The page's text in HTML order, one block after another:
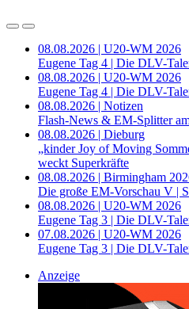
08.08.2026 | U20-WM 2026
Eugene Tag 4 | Die DLV-
08.08.2026 | U20-WM 2026
Eugene Tag 4 | Die DLV-
08.08.2026 | Notizen
Flash-News & EM-Splitter
08.08.2026 | Dieburg
„kinder Joy of Moving
weckt Superkräfte
08.08.2026 | Birmingham
Die große EM-Vorschau V |
08.08.2026 | U20-WM 2026
Eugene Tag 3 | Die DLV-
07.08.2026 | U20-WM 2026
Eugene Tag 3 | Die DLV-
Anzeige